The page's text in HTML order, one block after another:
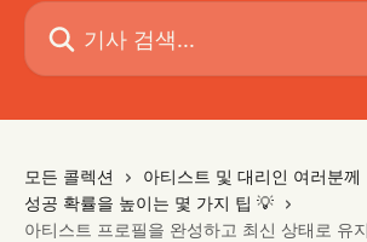
기사 검색...
모든 콜렉션
아티스트 및 대리인 여러분께
성공 확률을 높이는 몇 가지 팁 💡
아티스트 프로필을 완성하고 최신 상태로 유